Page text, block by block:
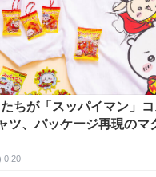
たちが「スッパイマン」
ツ、パッケージ再現のマ
0:20